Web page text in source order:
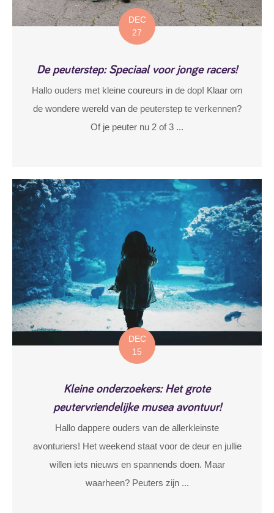
DEC
27
De peuterstep: Speciaal voor jonge racers!
Hallo ouders met kleine coureurs in de dop! Klaar om
de wondere wereld van de peuterstep te verkennen?
Of je peuter nu 2 of 3 ...
DEC
15
Kleine onderzoekers: Het grote
peutervriendelijke musea avontuur!
Hallo dappere ouders van de allerkleinste
avonturiers! Het weekend staat voor de deur en jullie
willen iets nieuws en spannends doen. Maar
waarheen? Peuters zijn ...